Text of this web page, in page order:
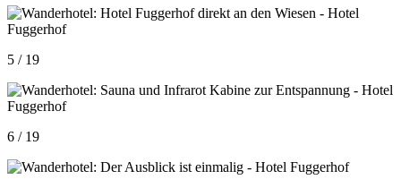
5 / 19
6 / 19